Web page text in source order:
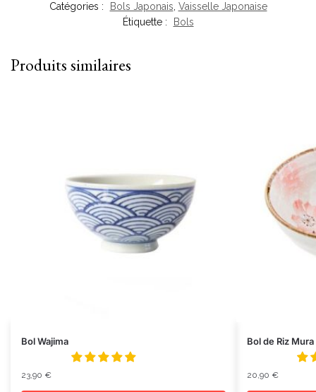
Catégories :
Bols Japonais Vaisselle Japonaise
Étiquette :
Bols
Produits similaires
Bol Wajima
23,90 €
Bol de Riz Mura
20,90 €